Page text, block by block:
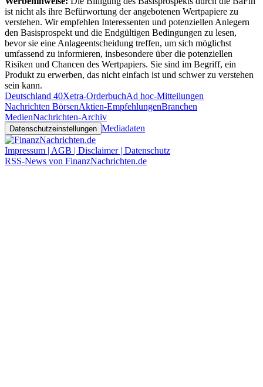
ist nicht als ihre Befürwortung der angebotenen Wertpapiere zu
verstehen. Wir empfehlen Interessenten und potenziellen Anlegern
den Basisprospekt und die Endgültigen Bedingungen zu lesen,
bevor sie eine Anlageentscheidung treffen, um sich möglichst
umfassend zu informieren, insbesondere über die potenziellen
Risiken und Chancen des Wertpapiers. Sie sind im Begriff, ein
Produkt zu erwerben, das nicht einfach ist und schwer zu verstehen
sein kann.
Deutschland 40Xetra-OrderbuchAd hoc-Mitteilungen
Nachrichten BörsenAktien-EmpfehlungenBranchen
MedienNachrichten-Archiv
Datenschutzeinstellungen Mediadaten
Impressum | AGB | Disclaimer | Datenschutz
RSS-News von FinanzNachrichten.de